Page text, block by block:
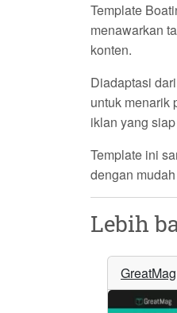
Template
menawarkan
konten.
Diadaptasi
untuk menarik
iklan yang
Template ini
dengan
Lebih
GreatMag